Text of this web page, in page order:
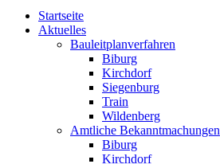
Startseite
Aktuelles
Bauleitplanverfahren
Biburg
Kirchdorf
Siegenburg
Train
Wildenberg
Amtliche Bekanntmachungen
Biburg
Kirchdorf